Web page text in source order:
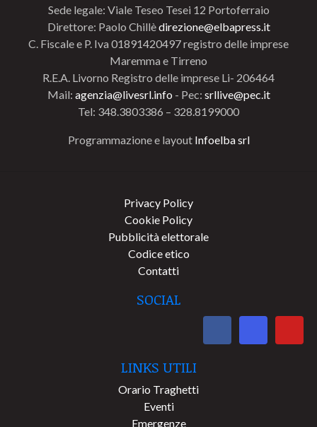
Sede legale: Viale Teseo Tesei 12 Portoferraio
Direttore: Paolo Chillèdirezione@elbapress.it
C. Fiscale e P. Iva 01891420497 registro delle imprese
Maremma e Tirreno
R.E.A. Livorno Registro delle imprese Li- 206464
Mail: agenzia@livesrl.info - Pec: srllive@pec.it
Tel: 348.3803386 – 328.8199000
Programmazione e layout Infoelba srl
Privacy Policy
Cookie Policy
Pubblicità elettorale
Codice etico
Contatti
SOCIAL
LINKS UTILI
Orario Traghetti
Eventi
Emergenze